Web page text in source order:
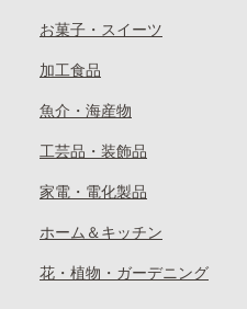
お菓子・スイーツ
加工食品
魚介・海産物
工芸品・装飾品
家電・電化製品
ホーム＆キッチン
花・植物・ガーデニング